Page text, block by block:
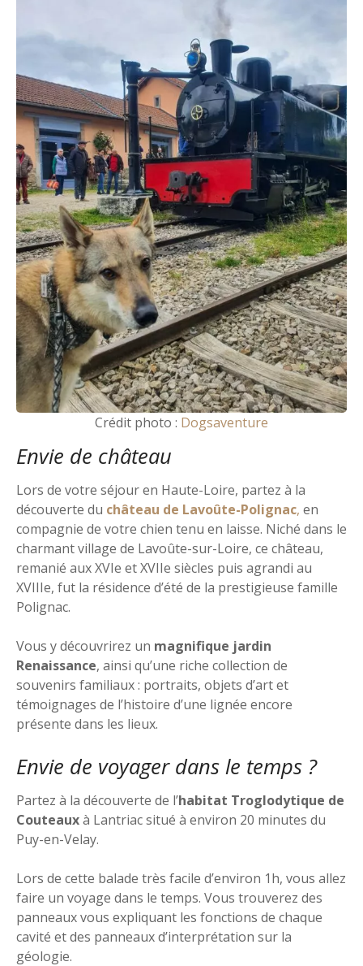
Crédit photo : Dogsaventure
Envie de château
Lors de votre séjour en Haute-Loire, partez à la
découverte du château de Lavoûte-Polignac, en
compagnie de votre chien tenu en laisse. Niché dans le
charmant village de Lavoûte-sur-Loire, ce château,
remanié aux XVIe et XVIIe siècles puis agrandi au
XVIIIe, fut la résidence d’été de la prestigieuse famille
Polignac.
Vous y découvrirez un magnifique jardin
Renaissance, ainsi qu’une riche collection de
souvenirs familiaux : portraits, objets d’art et
témoignages de l’histoire d’une lignée encore
présente dans les lieux.
Envie de voyager dans le temps ?
Partez à la découverte de l’habitat Troglodytique de
Couteauxà Lantriac situé à environ 20 minutes du
Puy-en-Velay.
Lors de cette balade très facile d’environ 1h, vous allez
faire un voyage dans le temps. Vous trouverez des
panneaux vous expliquant les fonctions de chaque
cavité et des panneaux d’interprétation sur la
géologie.